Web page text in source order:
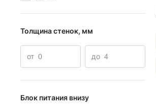
Толщина стенок, мм
от до
Блок питания внизу